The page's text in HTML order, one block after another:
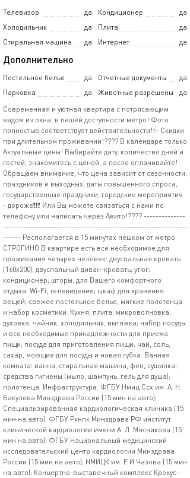
Телевизор да Кондиционер
да
Холодильник
да Плита
да
Стиральная машина
да Интернет да
Дополнительно
Постельное белье да Отчетные документы
да
Парковка
да Животные разрешены
да
Современная и уютная квартира с потрясающим
видом из окна, в пешей доступности метро! Фото
полностью соответствует действительности!✨ Скидки
при длительном проживании!???? В календаре только
Актуальные цены! Выбирайте дату, количество дней и
гостей, знакомитесь с ценой, а после оплачивайте!
Обращаем внимание, что цена зависит от сезонности,
праздников и выходных, даты повышенного спроса,
государственные праздники, городские мероприятия
- дороже❗❗❗ Или Вы можете связаться с нами по
телефону или написать через Авито!???? --------------
--------------------------------------------------------------
------ Располагается в 15 минутах пешком от метро
СТРОГИНО В квартире есть все необходимое для
проживания четырех человек: двуспальная кровать
(160х200); двуспальный диван-кровать; утюг;
кондиционер; шторы, для Вашего комфортного
отдыха; Wi-Fi, телевидение; шкаф для хранения
вещей; свежее постельное белье, мягкие полотенца
и набор косметики. Кухня: плита, микроволновка,
духовка, чайник, холодильник, вытяжка; набор посуды
и все необходимые принадлежности для приема
пищи; посуда для приготовления пищи; чай, соль,
сахар, моющие для посуды и новая губка. Ванная
комната: ванна; стиральная машина, фен, сушилка;
средства гигиены (мыло, шампунь, гель для душа);
полотенца. Инфраструктура: ФГБУ Нмиц Ссх им. А. Н.
Бакулева Минздрава России (15 мин на авто);
Специализированная кардиологическая клиника (15
мин на авто); ФГБУ Ркнпк Минздрава РФ институт
клинической кардиологии имени А. Л. Мясникова (15
мин на авто); ФГБУ Национальный медицинский
исследовательский центр кардиологии Минздрава
России (15 мин на авто); НМИЦК им. Е И Чазова (15 мин
на авто); Концертно-выставочный комплекс Крокус-